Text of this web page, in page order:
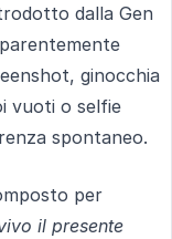
dalla Gen
ginocchia
vuoti o selfie
spontaneo.
per
il presente